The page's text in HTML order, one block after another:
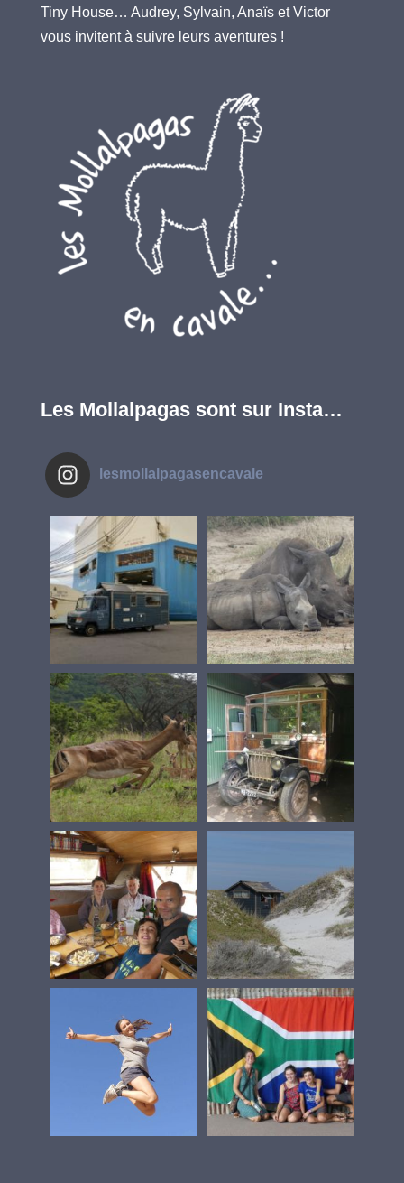
Tiny House… Audrey, Sylvain, Anaïs et Victor
vous invitent à suivre leurs aventures !
Les Mollalpagas sont sur Insta…
lesmollalpagasencavale